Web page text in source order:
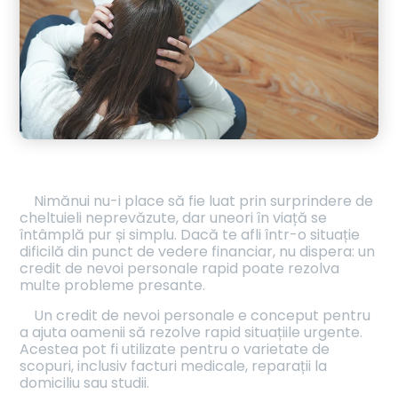
Nimănui nu-i place să fie luat prin surprindere de
cheltuieli neprevăzute, dar uneori în viață se
întâmplă pur și simplu. Dacă te afli într-o situație
dificilă din punct de vedere financiar, nu dispera: un
credit de nevoi personale rapid poate rezolva
multe probleme presante.
Un credit de nevoi personale e conceput pentru
a ajuta oamenii să rezolve rapid situațiile urgente.
Acestea pot fi utilizate pentru o varietate de
scopuri, inclusiv facturi medicale, reparații la
domiciliu sau studii.